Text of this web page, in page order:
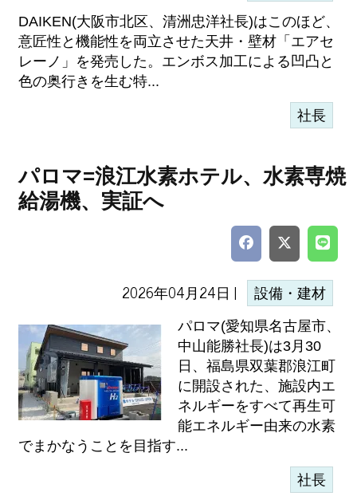
DAIKEN(大阪市北区、清洲忠洋社長)はこのほど、
意匠性と機能性を両立させた天井・壁材「エアセ
レーノ」を発売した。エンボス加工による凹凸と
色の奥行きを生む特...
社長
パロマ=浪江水素ホテル、水素専焼
給湯機、実証へ
2026年04月24日 | 設備・建材
パロマ(愛知県名古屋市、
中山能勝社長)は3月30
日、福島県双葉郡浪江町
に開設された、施設内エ
ネルギーをすべて再生可
能エネルギー由来の水素
でまかなうことを目指す...
社長